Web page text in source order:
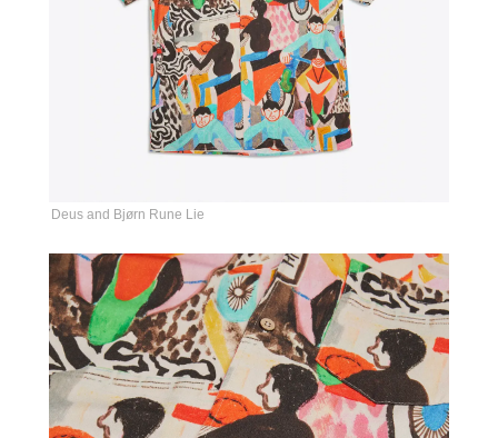
Deus and Bjørn Rune Lie